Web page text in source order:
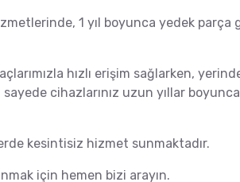
1 yıl boyunca yedek parça
hızlı erişim sağlarken,
cihazlarınız uzun yıllar
kesintisiz hizmet sunmaktadır.
için hemen bizi arayın.